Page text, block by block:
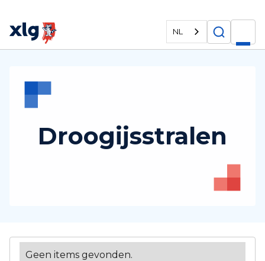
NL
Droogijsstralen
Geen items gevonden.